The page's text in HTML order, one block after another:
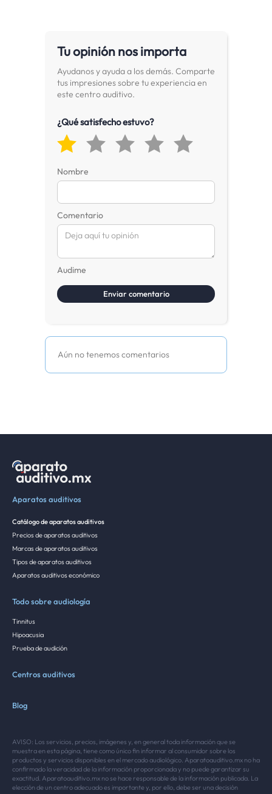
Tu opinión nos importa
Ayudanos y ayuda a los demás. Comparte
tus impresiones sobre tu experiencia en
este centro auditivo.
¿Qué satisfecho estuvo?
Nombre
Comentario
Audime
Aún no tenemos comentarios
Aparatos auditivos
Catálogo de aparatos auditivos
Precios de aparatos auditivos
Marcas de aparatos auditivos
Tipos de aparatos auditivos
Aparatos auditivos económico
Todo sobre audiología
Tinnitus
Hipoacusia
Prueba de audición
Centros auditivos
Blog
AVISO: Los servicios, precios, imágenes y, en general toda información que se
muestra en esta página, tiene como único fin informar al consumidor sobre los
productos y servicios disponibles en el mercado audiológico. Aparatoauditivo.mx no ha
confirmado la veracidad de la información proporcionada y no puede garantizar su
exactitud. Aparatoauditivo.mx no se hace responsable de la información publicada. La
elección de un centro adecuado es importante y, por ello, debe ser una decisión